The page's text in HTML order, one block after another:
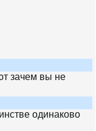
зачем вы не
одинаково